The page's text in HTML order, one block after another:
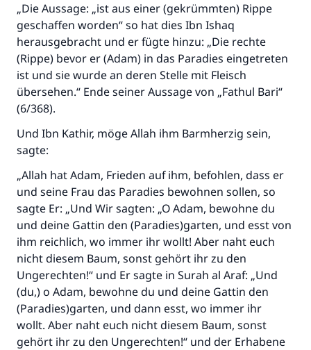
„Die Aussage: „ist aus einer (gekrümmten) Rippe
geschaffen worden“ so hat dies Ibn Ishaq
herausgebracht und er fügte hinzu: „Die rechte
(Rippe) bevor er (Adam) in das Paradies eingetreten
ist und sie wurde an deren Stelle mit Fleisch
übersehen.“ Ende seiner Aussage von „Fathul Bari“
(6/368).
Und Ibn Kathir, möge Allah ihm Barmherzig sein,
sagte:
„Allah hat Adam, Frieden auf ihm, befohlen, dass er
und seine Frau das Paradies bewohnen sollen, so
sagte Er: „Und Wir sagten: „O Adam, bewohne du
und deine Gattin den (Paradies)garten, und esst von
ihm reichlich, wo immer ihr wollt! Aber naht euch
nicht diesem Baum, sonst gehört ihr zu den
Ungerechten!“ und Er sagte in Surah al Araf: „Und
(du,) o Adam, bewohne du und deine Gattin den
(Paradies)garten, und dann esst, wo immer ihr
wollt. Aber naht euch nicht diesem Baum, sonst
gehört ihr zu den Ungerechten!“ und der Erhabene
(MUSLIM 1893)
Beitrag dazu